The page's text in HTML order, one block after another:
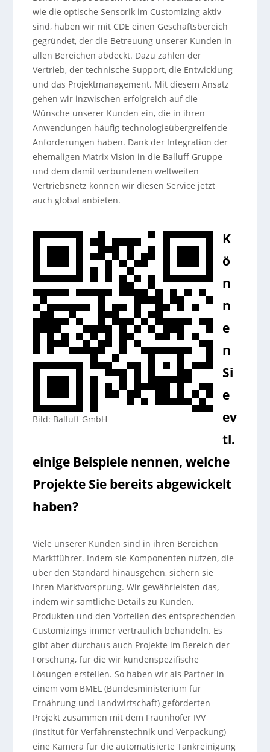
wie die optische Sensorik im Customizing aktiv
sind, haben wir mit CDE einen Geschäftsbereich
gegründet, der die Betreuung unserer Kunden in
allen Bereichen abdeckt. Dazu zählen der
Vertrieb, der technische Support, die Entwicklung
und das Projektmanagement. Mit diesem Ansatz
gehen wir inzwischen erfolgreich auf die
Wünsche unserer Kunden ein, die in ihren
Anwendungen häufig technologieübergreifende
Anforderungen haben. Dank der Integration der
ehemaligen Matrix Vision in die Balluff Gruppe
und dem damit verbundenen weltweiten
Vertriebsnetz können wir diesen Service jetzt
auch global anbieten.
Bild: Balluff GmbH
K
ö
n
n
e
n
Si
e
ev
tl.
einige Beispiele nennen, welche
Projekte Sie bereits abgewickelt
haben?
Viele unserer Kunden sind in ihren Bereichen
Marktführer. Indem sie Komponenten nutzen, die
über den Standard hinausgehen, sichern sie
ihren Marktvorsprung. Wir gewährleisten das,
indem wir sämtliche Details zu Kunden,
Produkten und den Vorteilen des entsprechenden
Customizings immer vertraulich behandeln. Es
gibt aber durchaus auch Projekte im Bereich der
Forschung, für die wir kundenspezifische
Lösungen erstellen. So haben wir als Partner in
einem vom BMEL (Bundesministerium für
Ernährung und Landwirtschaft) geförderten
Projekt zusammen mit dem Fraunhofer IVV
(Institut für Verfahrenstechnik und Verpackung)
eine Kamera für die automatisierte Tankreinigung